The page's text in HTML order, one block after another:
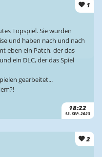
1
18:22
13. SEP. 2023
Topspiel. Sie wurden
und haben nach und nach
eben ein Patch, der das
ein DLC, der das Spiel
gearbeitet...
2